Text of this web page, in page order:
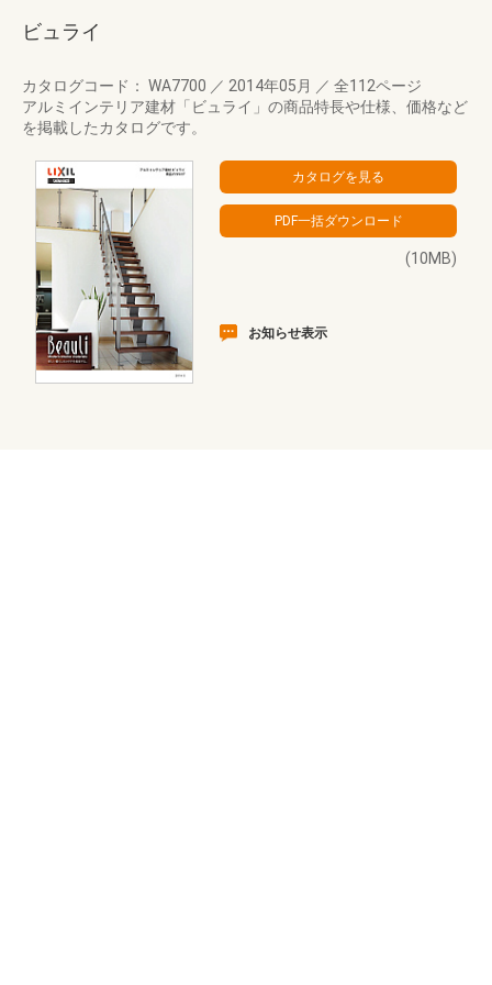
ビュライ
カタログコード： WA7700 ／ 2014年05月 ／ 全112ページ
アルミインテリア建材「ビュライ」の商品特長や仕様、価格など
を掲載したカタログです。
(10MB)
お知らせ表示